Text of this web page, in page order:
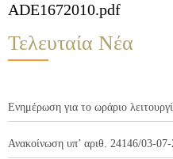
ADE1672010.pdf
Τελευταία Νέα
Ενημέρωση για το ωράριο
Ανακοίνωση υπ’ αριθ. 24146/03-